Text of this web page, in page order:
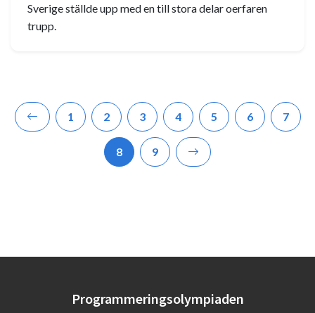
Sverige ställde upp med en till stora delar oerfaren
trupp.
1 2 3 4 5 6 7
8 9
Programmerings­olympiaden